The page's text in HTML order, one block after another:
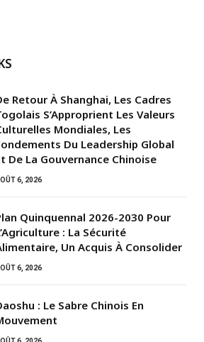
Retour À Shanghai, Les Cadres
S’Approprient Les Valeurs
Mondiales, Les
Du Leadership Global
De La Gouvernance Chinoise
6, 2026
Quinquennal 2026-2030 Pour
: La Sécurité
Un Acquis À Consolider
6, 2026
: Le Sabre Chinois En